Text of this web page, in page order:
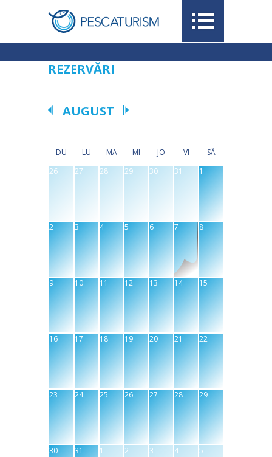
REZERVĂRI
AUGUST
DU LU MA MI JO VI
SÂ
26
27 28 29 30 31 1
2 3 4 5 6 7 8
9 10 11 12 13 14 15
16 17 18 19 20 21 22
23 24 25 26 27 28 29
30 31 1 2 3 4 5